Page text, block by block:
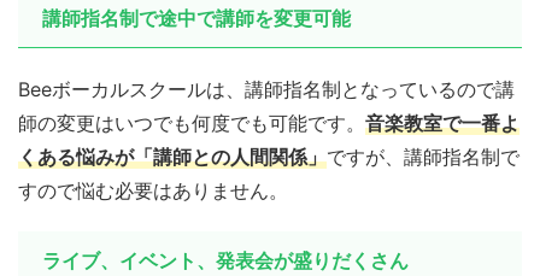
講師指名制で途中で講師を変更可能
Beeボーカルスクールは、講師指名制となっているので講
師の変更はいつでも何度でも可能です。 音楽教室で一番よ
くある悩みが「講師との人間関係」ですが、講師指名制で
すので悩む必要はありません。
ライブ、イベント、発表会が盛りだくさん